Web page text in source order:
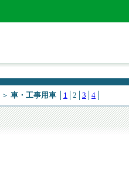
＞ 車・工事用車 1 │2│ 3 4